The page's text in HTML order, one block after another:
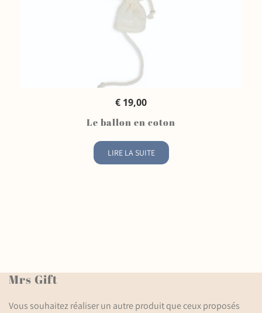
QUICK VIEW
€ 19,00
Le ballon en coton
LIRE LA SUITE
Mrs Gift
Vous souhaitez réaliser un autre produit que ceux proposés